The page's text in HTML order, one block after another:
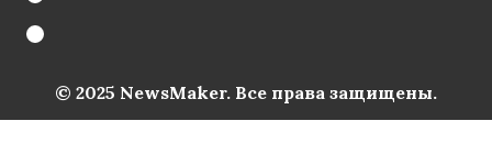
© 2025 NewsMaker. Все права защищены.